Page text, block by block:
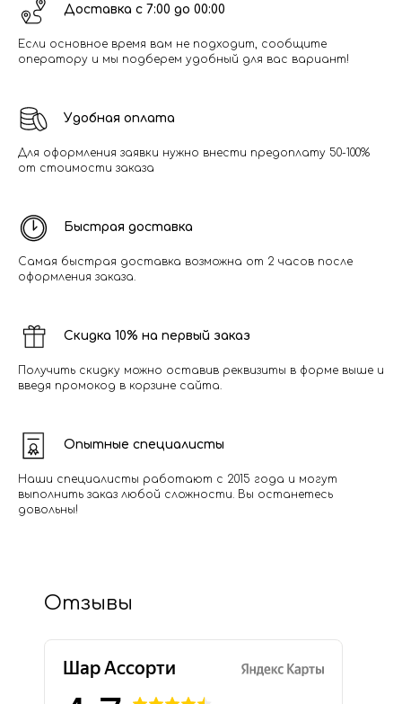
Доставка с 7:00 до 00:00
Если основное время вам не подходит, сообщите
оператору и мы подберем удобный для вас вариант!
Удобная оплата
Для оформления заявки нужно внести предоплату 50-100%
от стоимости заказа
Быстрая доставка
Самая быстрая доставка возможна от 2 часов после
оформления заказа.
Скидка 10% на первый заказ
Получить скидку можно оставив реквизиты в форме выше и
введя промокод в корзине сайта.
Опытные специалисты
Наши специалисты работают с 2015 года и могут
выполнить заказ любой сложности. Вы останетесь
довольны!
Отзывы